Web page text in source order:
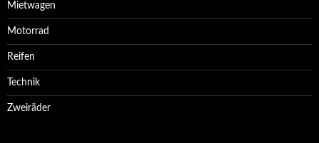
Mietwagen
Motorrad
Reifen
Technik
Zweiräder